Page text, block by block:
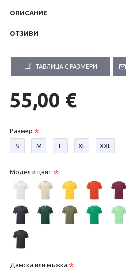
ОПИСАНИЕ
ОТЗИВИ
ТАБЛИЦА С РАЗМЕРИ
55,00 €
Размер
S М L XL XXL
Модел и цвят
Дамска или мъжка